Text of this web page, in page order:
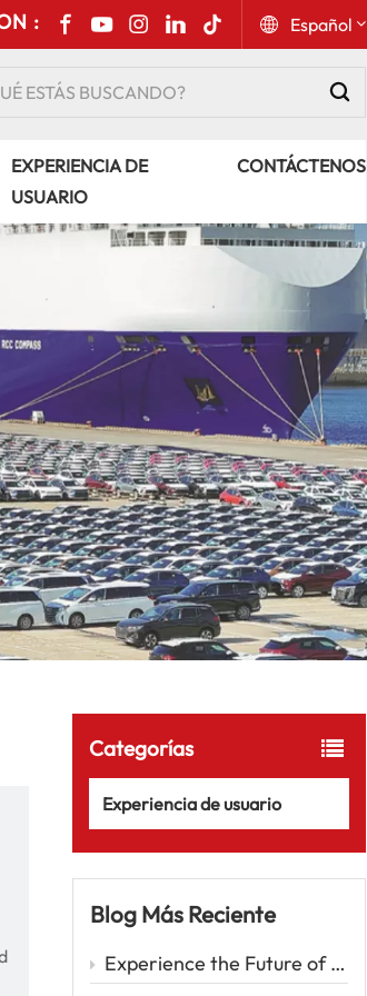
: Español
Русский
Español
Português
عربي
kiswahili
EXPERIENCIA DE
USUARIO
CONTÁCTENOS
Categorías
Experiencia de usuario
Blog Más Reciente
Experience the Future of Driving with the Zeekr 001 – A Luxury EV Redefining Performance and Comfort Car